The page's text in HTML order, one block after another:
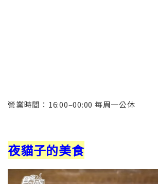
營業時間： 16:00–00:00 每周一公休
夜貓子的美食